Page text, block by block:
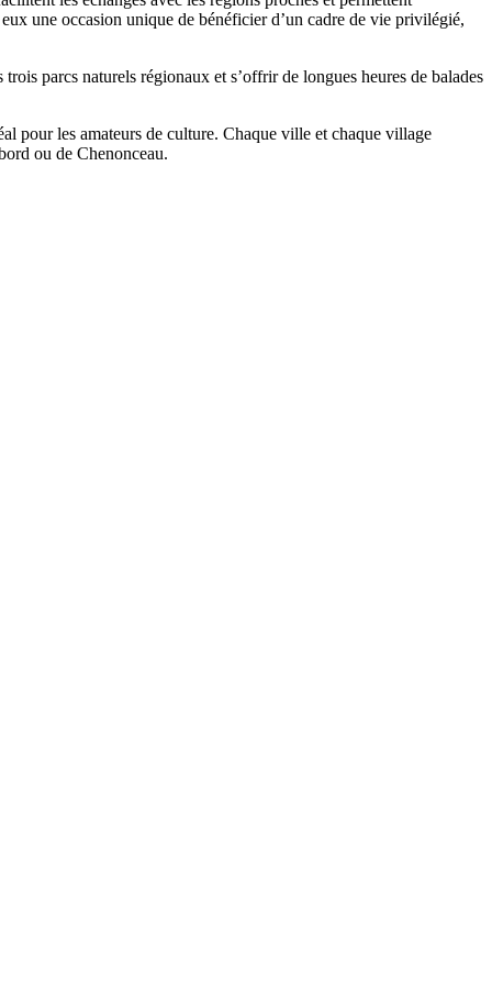
une occasion unique de bénéficier d’un cadre de vie privilégié,
parcs naturels régionaux et s’offrir de longues heures de balades
pour les amateurs de culture. Chaque ville et chaque village
ou de Chenonceau.